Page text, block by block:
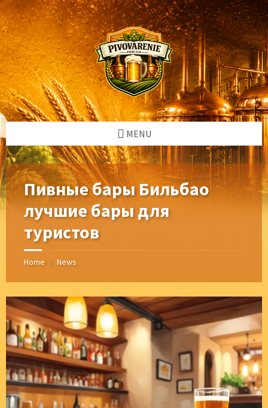
Skip
to
content
Skip
to
left
sidebar
Skip
to
right
sidebar
Skip
to
footer
MENU
Пивные бары Бильбао
лучшие бары для
туристов
Home / News